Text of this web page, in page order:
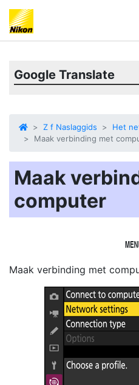
Google Translate
Z f Naslaggids
Het
Maak verbinding met
Maak
computer
Maak verbinding met